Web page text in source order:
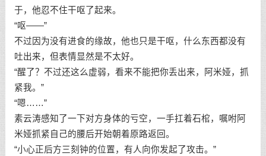
于，他忍不住干呕了起来。
“呕——”
不过因为没有进食的缘故，他也只是干呕，什么东西都没有
吐出来，但表情显然是不太好。
“醒了？不过还这么虚弱，看来不能把你丢出来，阿米娅，抓
紧我。”
“嗯……”
素云涛感知了一下对方身体的亏空，一手扛着石棺，嘱咐阿
米娅抓紧自己的腰后开始朝着原路返回。
“小心正后方三刻钟的位置，有人向你发起了攻击。”